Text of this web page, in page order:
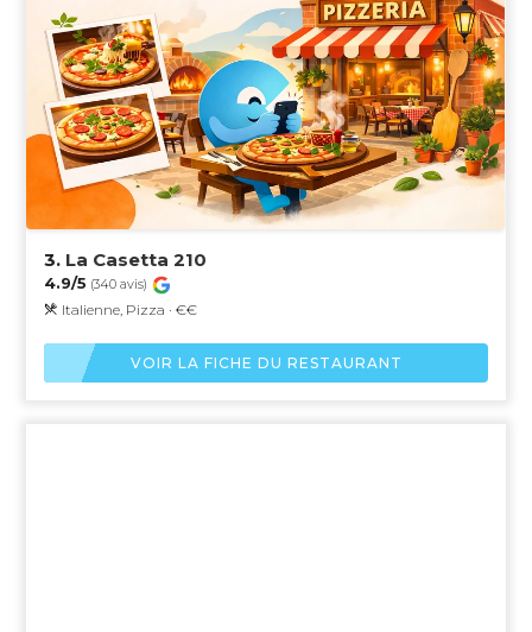
3. La Casetta 210
4.9/5 (340 avis)
Italienne, Pizza · €€
VOIR LA FICHE DU RESTAURANT